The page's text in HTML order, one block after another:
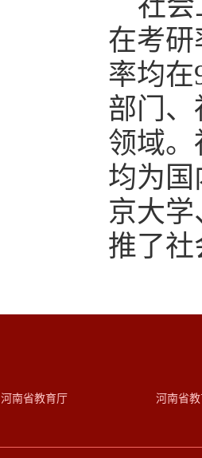
社
在考
率均在
部门
领域。
均为
京大
推了
河南省教育厅 河南省